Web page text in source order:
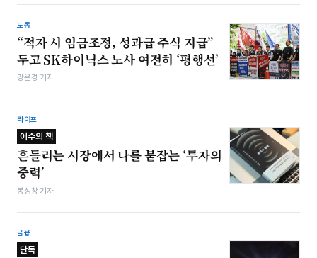
노동
“적자 시 임금조정, 성과급 주식 지급”
두고 SK하이닉스 노사 여전히 ‘평행선’
강은경 기자
라이프
이주의 책
흔들리는 시장에서 나를 붙잡는 ‘투자의
중력’
봉성창 기자
금융
단독